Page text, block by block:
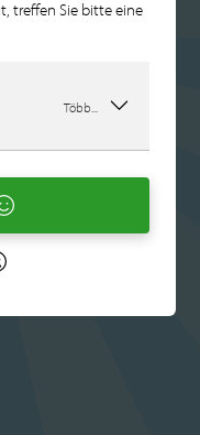
treffen Sie bitte eine
Több...